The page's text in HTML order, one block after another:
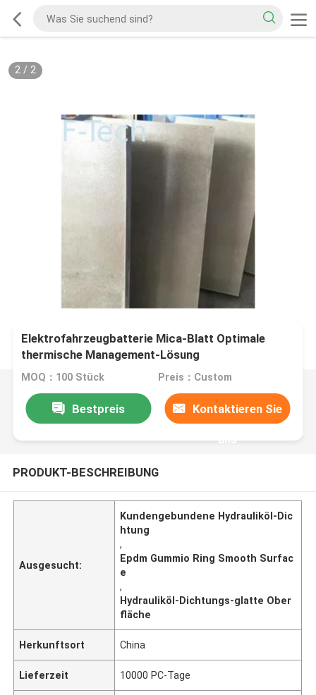
2/ 2
Elektrofahrzeugbatterie Mica-Blatt Optimale
thermische Management-Lösung
MOQ：100 Stück Preis：Custom
Bestpreis Kontaktieren Sie
uns
PRODUKT-BESCHREIBUNG
Ausgesucht:
Kundengebundene Hydrauliköl-Dic
htung
,
Epdm Gummio Ring Smooth Surfac
e
,
Hydrauliköl-Dichtungs-glatte Ober
fläche
Herkunftsort China
Lieferzeit 10000 PC-Tage